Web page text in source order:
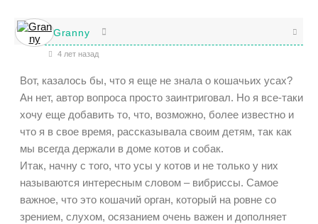
Granny
4 лет назад
Вот, казалось бы, что я еще не знала о кошачьих усах?
Ан нет, автор вопроса просто заинтриговал. Но я все-таки
хочу еще добавить то, что, возможно, более известно и
что я в свое время, рассказывала своим детям, так как
мы всегда держали в доме котов и собак.
Итак, начну с того, что усы у котов и не только у них
называются интересным словом – вибриссы. Самое
важное, что это кошачий орган, который на ровне со
зрением, слухом, осязанием очень важен и дополняет